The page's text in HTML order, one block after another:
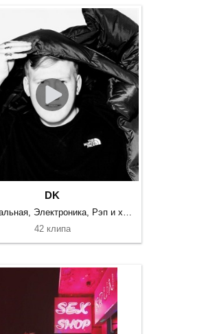
DK
Танцевальная, Электроника, Рэп и хип-хоп
42 клипа